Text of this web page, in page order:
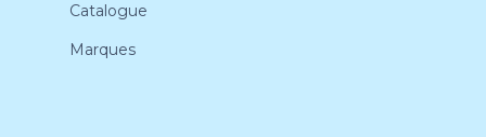
Catalogue
Marques